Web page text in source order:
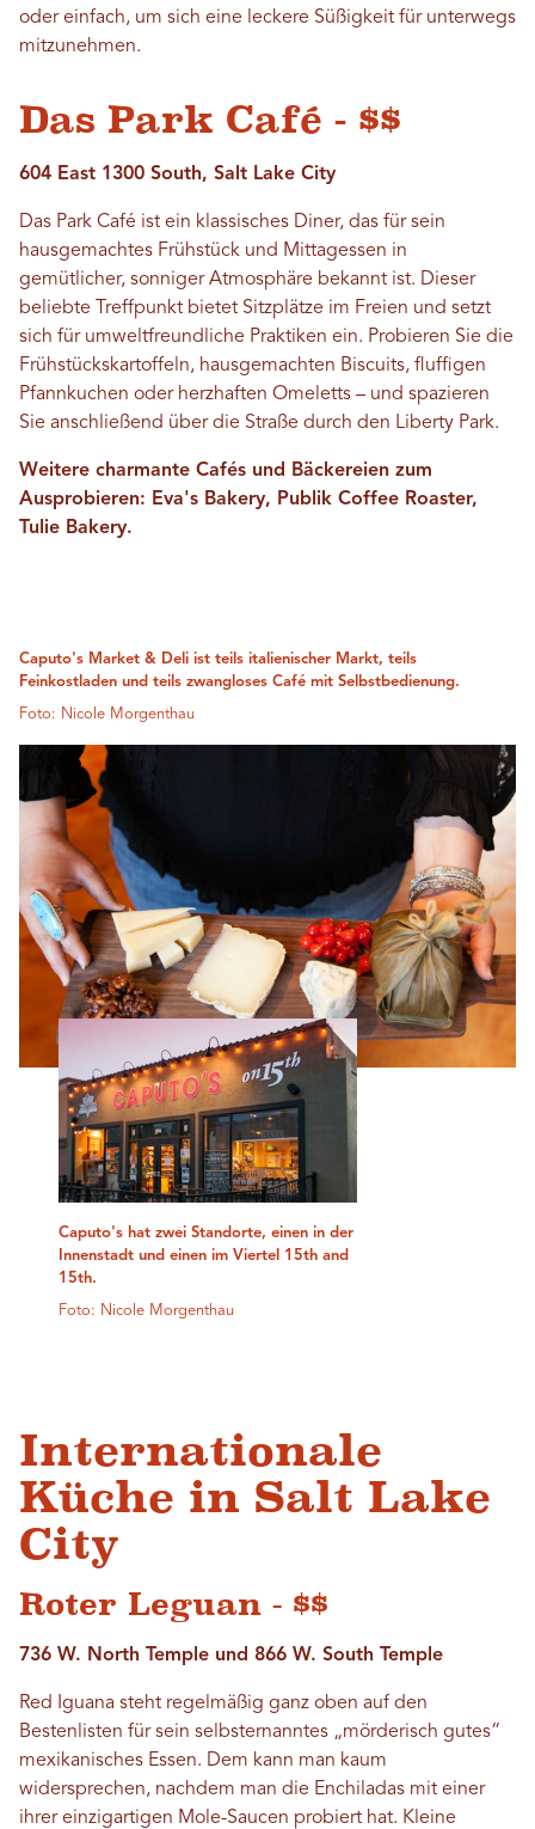
oder einfach, um sich eine leckere Süßigkeit für unterwegs
mitzunehmen.
Das Park Café - $$
604 East 1300 South, Salt Lake City
Das Park Café ist ein klassisches Diner, das für sein
hausgemachtes Frühstück und Mittagessen in
gemütlicher, sonniger Atmosphäre bekannt ist. Dieser
beliebte Treffpunkt bietet Sitzplätze im Freien und setzt
sich für umweltfreundliche Praktiken ein. Probieren Sie die
Frühstückskartoffeln, hausgemachten Biscuits, fluffigen
Pfannkuchen oder herzhaften Omeletts – und spazieren
Sie anschließend über die Straße durch den Liberty Park.
Weitere charmante Cafés und Bäckereien zum
Ausprobieren: Eva's Bakery, Publik Coffee Roaster,
Tulie Bakery.
Caputo's hat zwei Standorte, einen in der
Innenstadt und einen im Viertel 15th and
15th.
Foto: Nicole Morgenthau
Caputo's Market & Deli ist teils italienischer Markt, teils
Feinkostladen und teils zwangloses Café mit Selbstbedienung.
Foto: Nicole Morgenthau
Internationale
Küche in Salt Lake
City
Roter Leguan - $$
736 W. North Temple und 866 W. South Temple
Red Iguana steht regelmäßig ganz oben auf den
Bestenlisten für sein selbsternanntes „mörderisch gutes“
mexikanisches Essen. Dem kann man kaum
widersprechen, nachdem man die Enchiladas mit einer
ihrer einzigartigen Mole-Saucen probiert hat. Kleine